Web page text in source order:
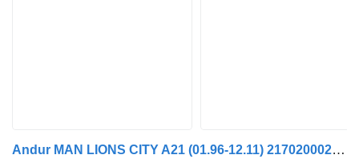
Andur MAN LIONS CITY A21 (01.96-12.11) 217020002200 tüübi jaoks bussi MAN Lion's bus (1991-)